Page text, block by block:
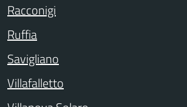
Racconigi
Ruffia
Savigliano
Villafalletto